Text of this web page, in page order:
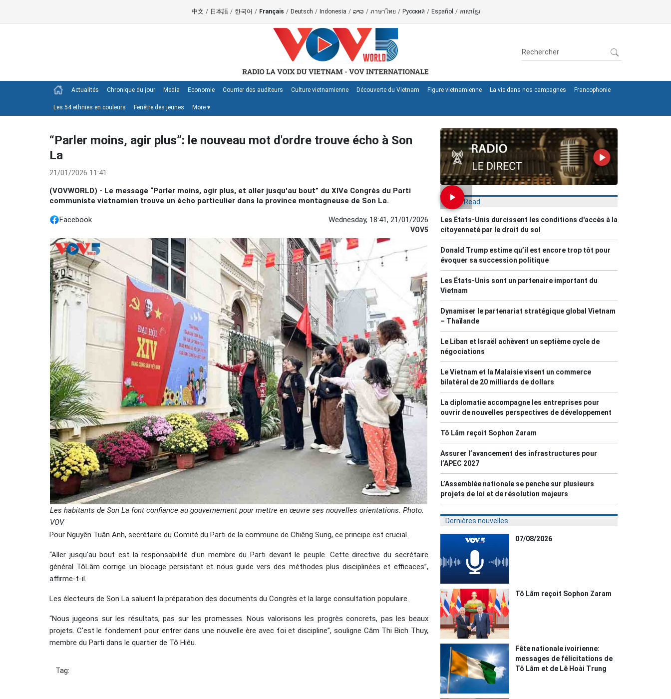
中文 / 日本語 / 한국어 / Français / Deutsch / Indonesia / ລາວ / ภาษาไทย / Русский / Español / ភាសាខ្មែរ
Actualités Chronique du jour Media Economie Courrier des auditeurs Culture vietnamienne Découverte du Vietnam Figure vietnamienne La vie dans nos campagnes Francophonie
Les 54 ethnies en couleurs Fenêtre des jeunes More ▾
“Parler moins, agir plus”: le nouveau mot d'ordre trouve écho à Son
La
21/01/2026 11:41
(VOVWORLD) - Le message “Parler moins, agir plus, et aller jusqu'au bout” du XIVe Congrès du Parti
communiste vietnamien trouve un écho particulier dans la province montagneuse de Son La.
Facebook Wednesday, 18:41, 21/01/2026
VOV5
Les habitants de Son La font confiance au gouvernement pour mettre en œuvre ses nouvelles orientations. Photo:
VOV
Pour Nguyên Tuân Anh, secrétaire du Comité du Parti de la commune de Chiêng Sung, ce principe est crucial.
“Aller jusqu'au bout est la responsabilité d'un membre du Parti devant le peuple. Cette directive du secrétaire
général TôLâm corrige un blocage persistant et nous guide vers des méthodes plus disciplinées et efficaces”,
affirme-t-il.
Les électeurs de Son La saluent la préparation des documents du Congrès et la large consultation populaire.
“Nous jugeons sur les résultats, pas sur les promesses. Nous valorisons les progrès concrets, pas les beaux
projets. C'est le fondement pour entrer dans une nouvelle ère avec foi et discipline”, souligne Câm Thi Bich Thuy,
membre du Parti dans le quartier de Tô Hiêu.
Tag:
Most Read
Les États-Unis durcissent les conditions d'accès à la
citoyenneté par le droit du sol
Donald Trump estime qu’il est encore trop tôt pour
évoquer sa succession politique
Les États-Unis sont un partenaire important du
Vietnam
Dynamiser le partenariat stratégique global Vietnam
– Thaïlande
Le Liban et Israël achèvent un septième cycle de
négociations
Le Vietnam et la Malaisie visent un commerce
bilatéral de 20 milliards de dollars
La diplomatie accompagne les entreprises pour
ouvrir de nouvelles perspectives de développement
Tô Lâm reçoit Sophon Zaram
Assurer l’avancement des infrastructures pour
l’APEC 2027
L’Assemblée nationale se penche sur plusieurs
projets de loi et de résolution majeurs
Dernières nouvelles
07/08/2026
Tô Lâm reçoit Sophon Zaram
Fête nationale ivoirienne:
messages de félicitations de
Tô Lâm et de Lê Hoài Trung